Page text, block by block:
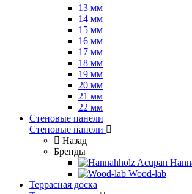
13 мм
14 мм
15 мм
16 мм
17 мм
18 мм
19 мм
20 мм
21 мм
22 мм
Стеновые панели
Стеновые панели
Назад
Бренды
Wood-lab
Террасная доска